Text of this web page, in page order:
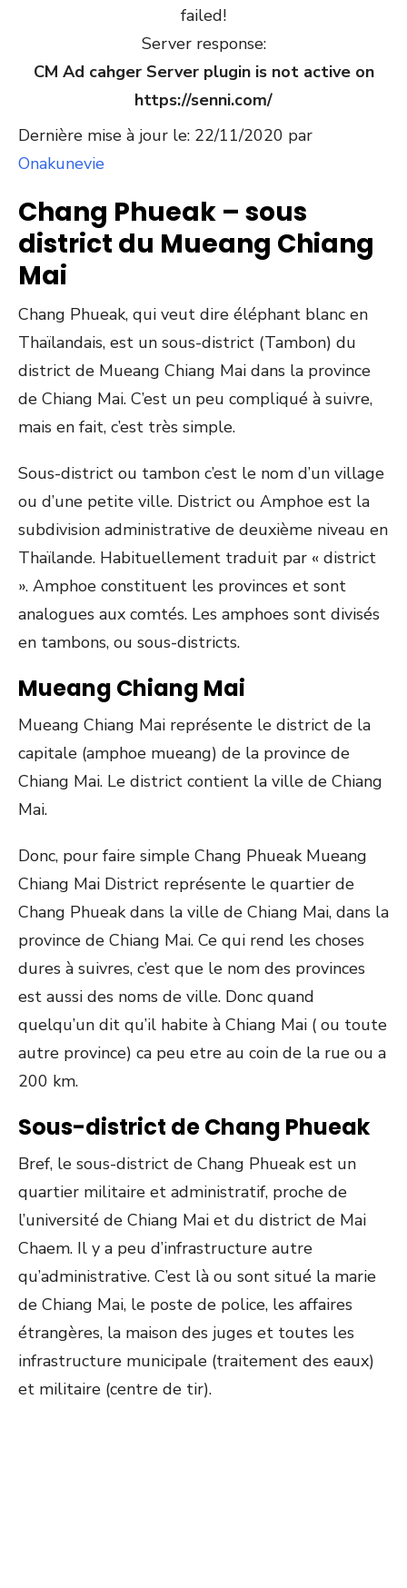
failed!
Server response:
CM Ad cahger Server plugin is not active on
https://senni.com/
Dernière mise à jour le: 22/11/2020 par
Onakunevie
Chang Phueak – sous
district du Mueang Chiang
Mai
Chang Phueak, qui veut dire éléphant blanc en
Thaïlandais, est un sous-district (Tambon) du
district de Mueang Chiang Mai dans la province
de Chiang Mai. C’est un peu compliqué à suivre,
mais en fait, c’est très simple.
Sous-district ou tambon c’est le nom d’un village
ou d’une petite ville. District ou Amphoe est la
subdivision administrative de deuxième niveau en
Thaïlande. Habituellement traduit par « district
». Amphoe constituent les provinces et sont
analogues aux comtés. Les amphoes sont divisés
en tambons, ou sous-districts.
Mueang Chiang Mai
Mueang Chiang Mai représente le district de la
capitale (amphoe mueang) de la province de
Chiang Mai. Le district contient la ville de Chiang
Mai.
Donc, pour faire simple Chang Phueak Mueang
Chiang Mai District représente le quartier de
Chang Phueak dans la ville de Chiang Mai, dans la
province de Chiang Mai. Ce qui rend les choses
dures à suivres, c’est que le nom des provinces
est aussi des noms de ville. Donc quand
quelqu’un dit qu’il habite à Chiang Mai ( ou toute
autre province) ca peu etre au coin de la rue ou a
200 km.
Sous-district de Chang Phueak
Bref, le sous-district de Chang Phueak est un
quartier militaire et administratif, proche de
l’université de Chiang Mai et du district de Mai
Chaem. Il y a peu d’infrastructure autre
qu’administrative. C’est là ou sont situé la marie
de Chiang Mai, le poste de police, les affaires
étrangères, la maison des juges et toutes les
infrastructure municipale (traitement des eaux)
et militaire (centre de tir).